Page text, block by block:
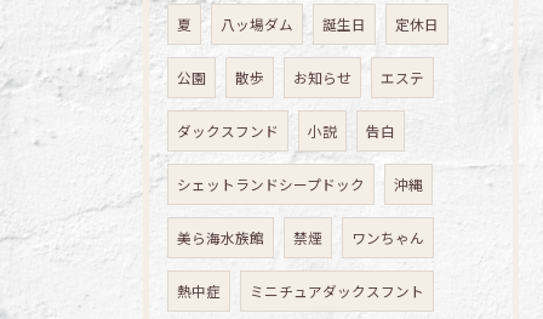
夏 八ッ場ダム 誕生日 定休日
公園 散歩 お知らせ エステ
ダックスフンド 小説 告白
シェットランドシープドック 沖縄
美ら海水族館 禁煙 ワンちゃん
熱中症 ミニチュアダックスフント